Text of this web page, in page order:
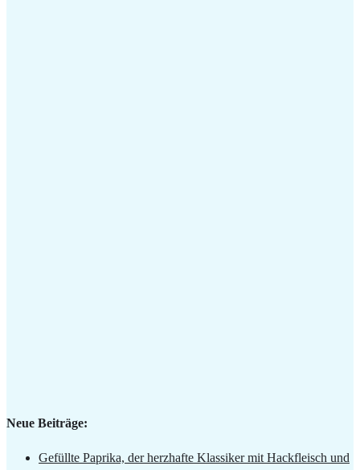
Neue Beiträge:
Gefüllte Paprika, der herzhafte Klassiker mit Hackfleisch und